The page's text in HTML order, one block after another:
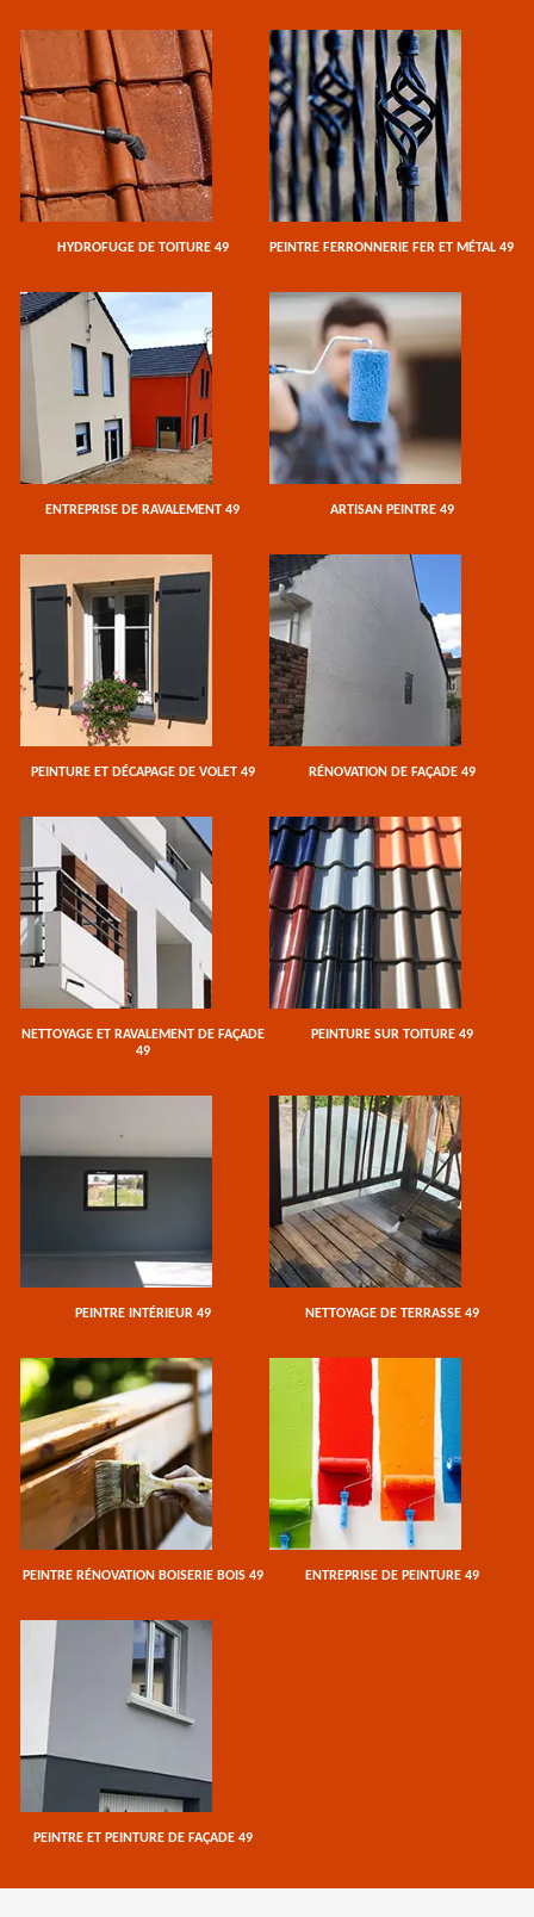
HYDROFUGE DE TOITURE 49 PEINTRE FERRONNERIE FER ET MÉTAL 49
ENTREPRISE DE RAVALEMENT 49 ARTISAN PEINTRE 49
PEINTURE ET DÉCAPAGE DE VOLET 49 RÉNOVATION DE FAÇADE 49
NETTOYAGE ET RAVALEMENT DE FAÇADE
49
PEINTURE SUR TOITURE 49
PEINTRE INTÉRIEUR 49 NETTOYAGE DE TERRASSE 49
PEINTRE RÉNOVATION BOISERIE BOIS 49 ENTREPRISE DE PEINTURE 49
PEINTRE ET PEINTURE DE FAÇADE 49